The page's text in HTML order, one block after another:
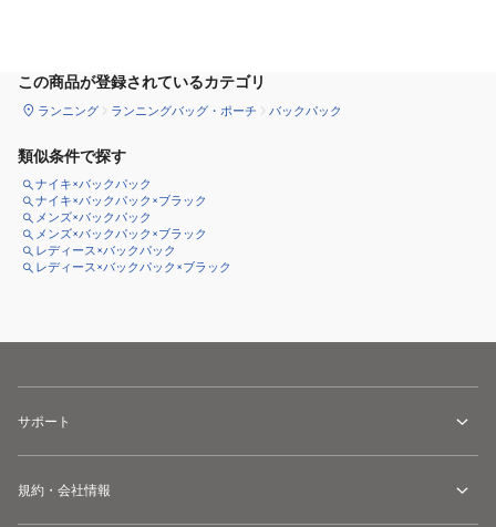
この商品が登録されているカテゴリ
ランニング ランニングバッグ・ポーチ バックパック
類似条件で探す
ナイキ×バックパック
ナイキ×バックパック×ブラック
メンズ×バックパック
メンズ×バックパック×ブラック
レディース×バックパック
レディース×バックパック×ブラック
サポート
規約・会社情報